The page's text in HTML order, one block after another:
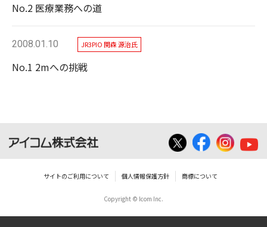
No.2 医療業務への道
2008.01.10 JR3PIO 関森 源治氏
No.1 2mへの挑戦
サイトのご利用について 個人情報保護方針 商標について
Copyright © Icom Inc.